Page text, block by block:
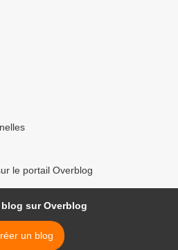
le portail Overblog
blog sur Overblog
un blog